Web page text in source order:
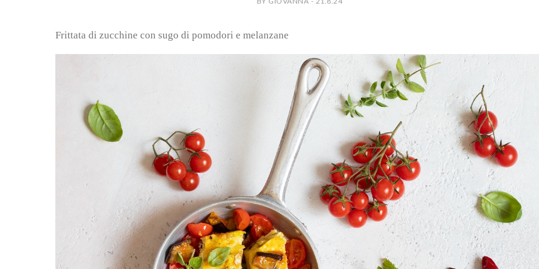
Frittata di zucchine con sugo di pomodori e melanzane